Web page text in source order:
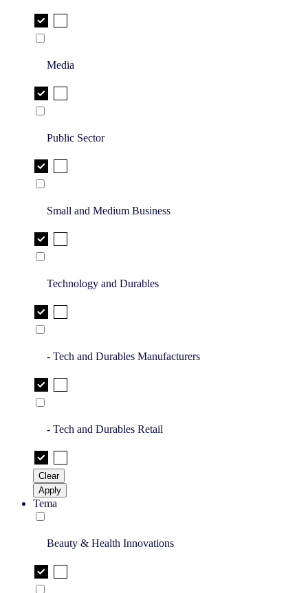
Media
Public Sector
Small and Medium Business
Technology and Durables
- Tech and Durables Manufacturers
- Tech and Durables Retail
Clear
Apply
Tema
Beauty & Health Innovations